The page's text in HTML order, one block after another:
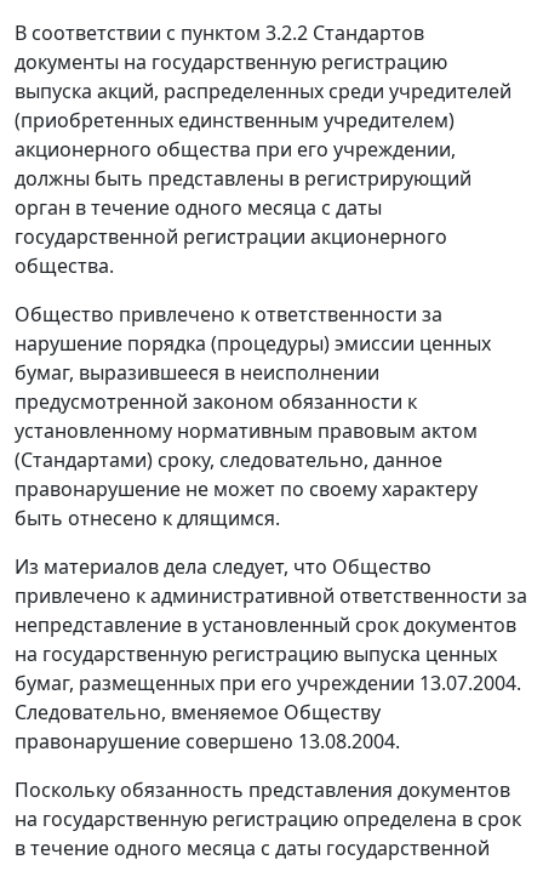
В соответствии с пунктом 3.2.2 Стандартов
документы на государственную регистрацию
выпуска акций, распределенных среди учредителей
(приобретенных единственным учредителем)
акционерного общества при его учреждении,
должны быть представлены в регистрирующий
орган в течение одного месяца с даты
государственной регистрации акционерного
общества.
Общество привлечено к ответственности за
нарушение порядка (процедуры) эмиссии ценных
бумаг, выразившееся в неисполнении
предусмотренной законом обязанности к
установленному нормативным правовым актом
(Стандартами) сроку, следовательно, данное
правонарушение не может по своему характеру
быть отнесено к длящимся.
Из материалов дела следует, что Общество
привлечено к административной ответственности за
непредставление в установленный срок документов
на государственную регистрацию выпуска ценных
бумаг, размещенных при его учреждении 13.07.2004.
Следовательно, вменяемое Обществу
правонарушение совершено 13.08.2004.
Поскольку обязанность представления документов
на государственную регистрацию определена в срок
в течение одного месяца с даты государственной